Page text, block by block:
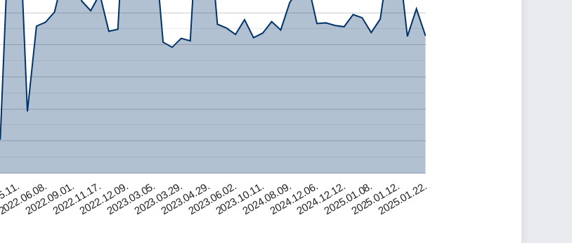
2022.09.01.2022.11.17.2022.12.09.2023.03.05.2023.03.29.2023.04.29.2023.06.02.2023.10.11.2024.08.09.2024.12.06.2024.12.12.2025.01.08.2025.01.12.2025.01.22.